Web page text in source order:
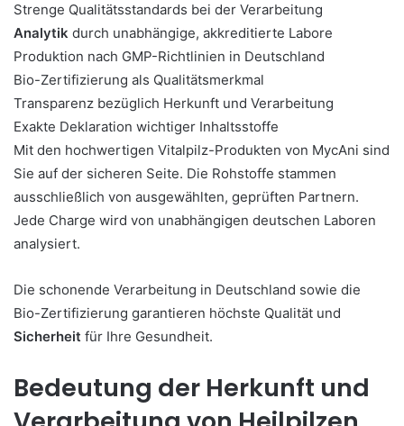
Strenge Qualitätsstandards bei der Verarbeitung
Analytik durch unabhängige, akkreditierte Labore
Produktion nach GMP-Richtlinien in Deutschland
Bio-Zertifizierung als Qualitätsmerkmal
Transparenz bezüglich Herkunft und Verarbeitung
Exakte Deklaration wichtiger Inhaltsstoffe
Mit den hochwertigen Vitalpilz-Produkten von MycAni sind
Sie auf der sicheren Seite. Die Rohstoffe stammen
ausschließlich von ausgewählten, geprüften Partnern.
Jede Charge wird von unabhängigen deutschen Laboren
analysiert.
Die schonende Verarbeitung in Deutschland sowie die
Bio-Zertifizierung garantieren höchste Qualität und
Sicherheit für Ihre Gesundheit.
Bedeutung der Herkunft und